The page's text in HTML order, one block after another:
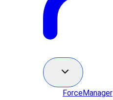
ForceManager